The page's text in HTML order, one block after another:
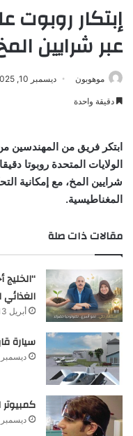
إبتكار
عبر شرايين
موهوبون ديسمبر 10, 2025
دقيقة واحدة
ابتكر فريق من المهندسين
الولايات المتحدة روبوتا
شرايين المخ، مع إمكانية
المغناطيسية.
مقالات ذات صلة
الغذائي
أبريل 13, 2026
سيارة
ديسمبر 10, 2025
ديسمبر 10, 2025